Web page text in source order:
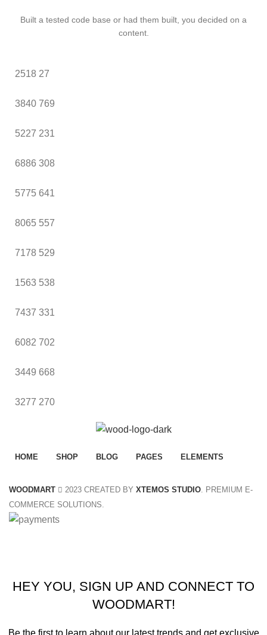
Built a tested code base or had them built, you decided on a
content.
2518 27
3840 769
5227 231
6886 308
5775 641
8065 557
7178 529
1563 538
7437 331
6082 702
3449 668
3277 270
HOME SHOP BLOG PAGES ELEMENTS
WOODMART 2023 CREATED BY XTEMOS STUDIO . PREMIUM E-
COMMERCE SOLUTIONS.
HEY YOU, SIGN UP AND CONNECT TO
WOODMART!
Be the first to learn about our latest trends and get exclusive